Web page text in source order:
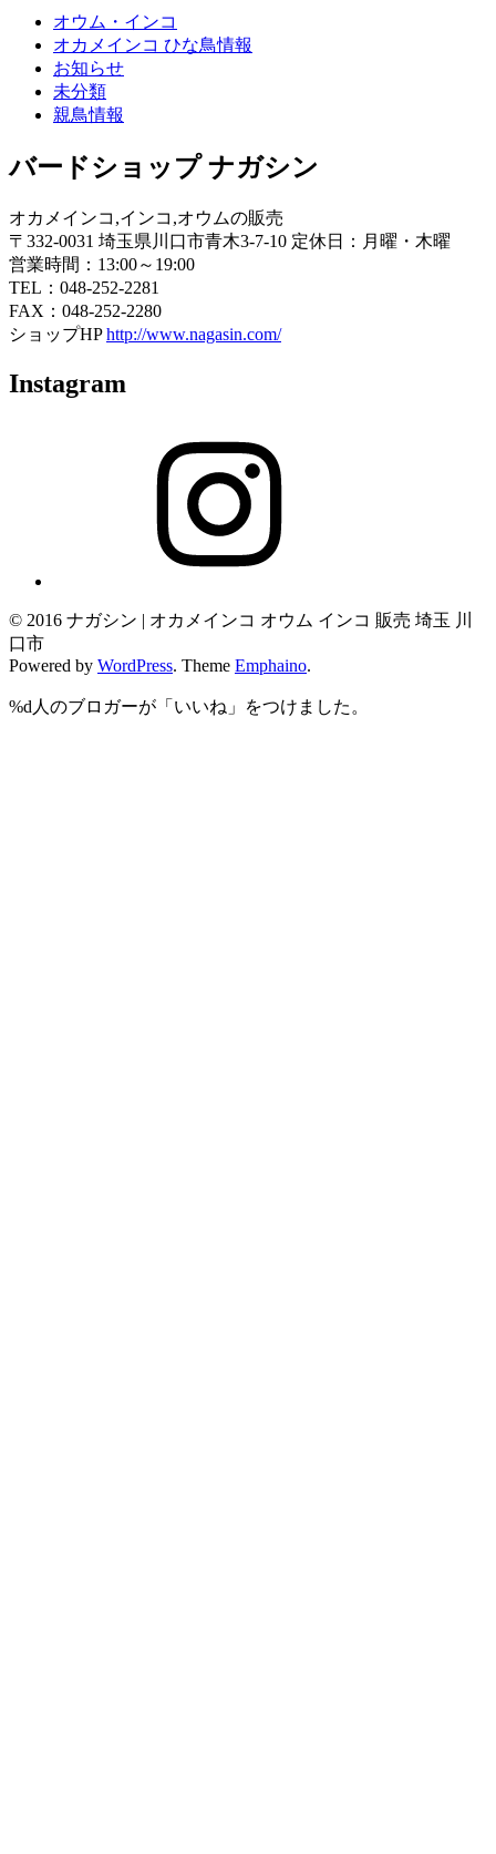
オウム・インコ
オカメインコ ひな鳥情報
お知らせ
未分類
親鳥情報
バードショップ ナガシン
オカメインコ,インコ,オウムの販売
〒332-0031 埼玉県川口市青木3-7-10 定休日：月曜・木曜
営業時間：13:00～19:00
TEL：048-252-2281
FAX：048-252-2280
ショップHPhttp://www.nagasin.com/
Instagram
© 2016 ナガシン | オカメインコ オウム インコ 販売 埼玉 川
口市
Powered by WordPress. Theme Emphaino.
%d 人のブロガーが「いいね」をつけました。